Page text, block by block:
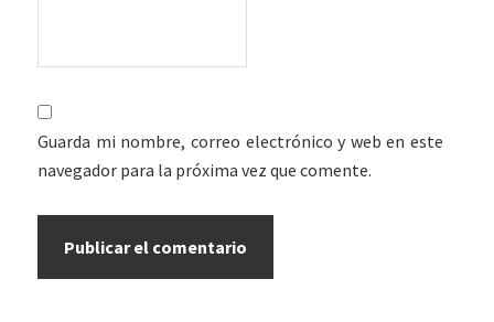
Guarda mi nombre, correo electrónico y web en este
navegador para la próxima vez que comente.